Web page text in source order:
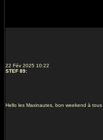
22 Fév 2025 10:22
STEF 89:
Hello les Maxinautes, bon weekend à